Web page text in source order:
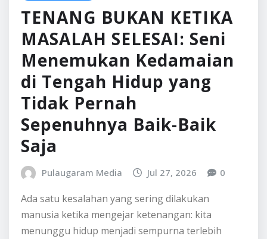
TENANG BUKAN KETIKA
MASALAH SELESAI: Seni
Menemukan Kedamaian
di Tengah Hidup yang
Tidak Pernah
Sepenuhnya Baik-Baik
Saja
Pulaugaram Media Jul 27, 2026 0
Ada satu kesalahan yang sering dilakukan
manusia ketika mengejar ketenangan: kita
menunggu hidup menjadi sempurna terlebih